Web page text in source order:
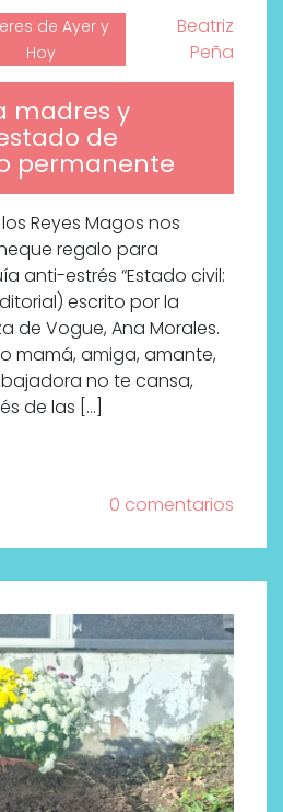
de Ayer y
Hoy
Beatriz
Peña
madres y
de
permanente
Reyes Magos nos
regalo para
anti-estrés “Estado civil:
escrito por la
de Vogue, Ana Morales.
mamá, amiga, amante,
no te cansa,
de las […]
0 comentarios